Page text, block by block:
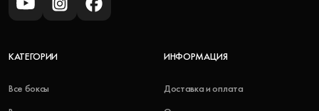
КАТЕГОРИИ
Все боксы
ИНФОРМАЦИЯ
Доставка и оплата